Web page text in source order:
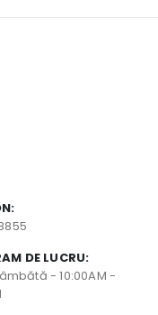
DE LUCRU:
- 10:00AM -